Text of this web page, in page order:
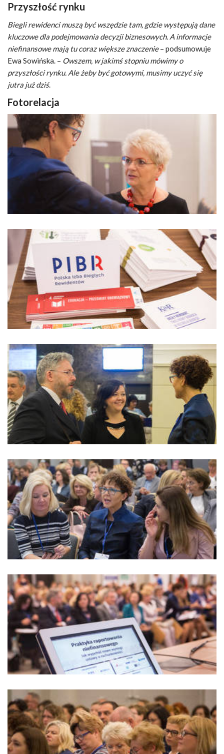
Przyszłość rynku
Biegli rewidenci muszą być wszędzie tam, gdzie występują dane
kluczowe dla podejmowania decyzji biznesowych. A informacje
niefinansowe mają tu coraz większe znaczenie– podsumowuje
Ewa Sowińska. – Owszem, w jakimś stopniu mówimy o
przyszłości rynku. Ale żeby być gotowymi, musimy uczyć się
jutra już dziś.
Fotorelacja